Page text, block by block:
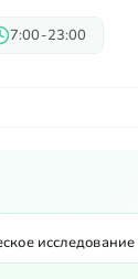
7:00-23:00